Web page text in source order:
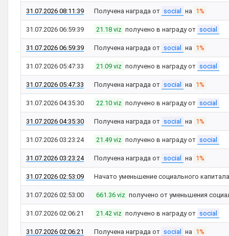
31.07.2026 08:11:39 Получена награда от social на 1%
31.07.2026 06:59:39 21.18 viz получено в награду от social
31.07.2026 06:59:39 Получена награда от social на 1%
31.07.2026 05:47:33 21.09 viz получено в награду от social
31.07.2026 05:47:33 Получена награда от social на 1%
31.07.2026 04:35:30 22.10 viz получено в награду от social
31.07.2026 04:35:30 Получена награда от social на 1%
31.07.2026 03:23:24 21.49 viz получено в награду от social
31.07.2026 03:23:24 Получена награда от social на 1%
31.07.2026 02:53:09 Начато уменьшение социального
31.07.2026 02:53:00 661.36 viz получено от уменьшения
31.07.2026 02:06:21 21.42 viz получено в награду от social
31.07.2026 02:06:21 Получена награда от social на 1%